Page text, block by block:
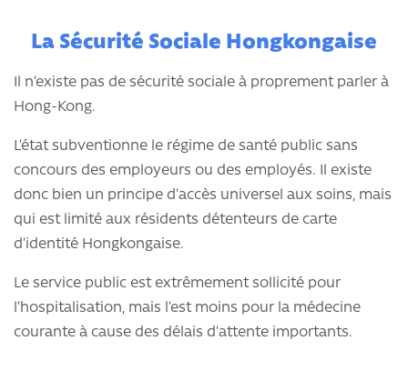
La Sécurité Sociale Hongkongaise
Il n’existe pas de sécurité sociale à proprement parler à
Hong-Kong.
L’état subventionne le régime de santé public sans
concours des employeurs ou des employés. Il existe
donc bien un principe d’accès universel aux soins, mais
qui est limité aux résidents détenteurs de carte
d’identité Hongkongaise.
Le service public est extrêmement sollicité pour
l’hospitalisation, mais l’est moins pour la médecine
courante à cause des délais d’attente importants.